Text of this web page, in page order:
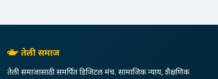
तेली समाज
तेली समाजासाठी समर्पित डिजिटल मंच. सामाजिक न्याय, शैक्षणिक